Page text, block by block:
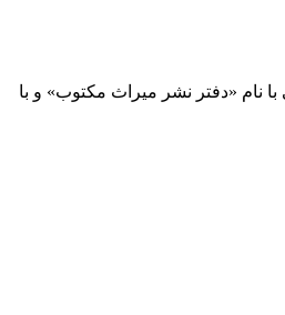
با نام «دفتر نشر میراث مكتوب» و با